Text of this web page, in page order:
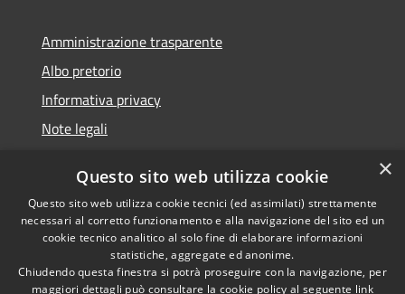
Amministrazione trasparente
Albo pretorio
Informativa privacy
Note legali
Piano di miglioramento del sito
RSS
Copyright © 2026 • Comune di
×
Questo sito web utilizza cookie
Questo sito web utilizza cookie tecnici (ed assimilati) strettamente
necessari al corretto funzionamento e alla navigazione del sito ed un
cookie tecnico analitico al solo fine di elaborare informazioni
statistiche, aggregate ed anonime.
Chiudendo questa finestra si potrà proseguire con la navigazione, per
maggiori dettagli può consultare la cookie policy al seguente link